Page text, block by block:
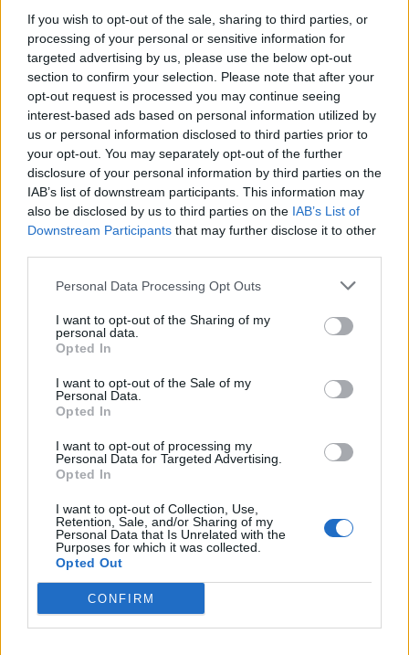
If you wish to opt-out of the sale, sharing to third parties, or
processing of your personal or sensitive information for
targeted advertising by us, please use the below opt-out
section to confirm your selection. Please note that after your
opt-out request is processed you may continue seeing
interest-based ads based on personal information utilized by
us or personal information disclosed to third parties prior to
your opt-out. You may separately opt-out of the further
disclosure of your personal information by third parties on the
IAB’s list of downstream participants. This information may
also be disclosed by us to third parties on the IAB’s List of
Downstream Participants that may further disclose it to other
Personal Data Processing Opt Outs
I want to opt-out of the Sharing of my
personal data.
Opted In
I want to opt-out of the Sale of my
Personal Data.
Opted In
I want to opt-out of processing my
Personal Data for Targeted Advertising.
Opted In
I want to opt-out of Collection, Use,
Retention, Sale, and/or Sharing of my
Personal Data that Is Unrelated with the
Purposes for which it was collected.
Opted Out
CONFIRM
Sklepy cynamonowe – Bruno
Schulz
„Sklepy cynamonowe” to powieść utrzymana
w poetyce snu.Oniryzm buduje tutaj
magiczną atmosferę, wzmaga nastrój
niesamowitości i sprawia, że wszystkie
dziejące się w powieści wydarzenia sprawiają
wrażenie niezwykłych majaków. Opisywane
miasteczko Drohobycz zdaje się być
wyciągnięte prosto z sennych marzeń.
Samym światem przedstawionym nie zdaje
się kierować żadna logika, wszystko jest
możliwe, tak jak w trakcie snu, gdzie
rzeczywistość zmienia się w najróżniejsze
sposoby. Opisy przypominają wyjątkowe,
baśniowe opowieści, a podróż przez miasto
po zapomniany portfel staje się nagle
niezwykłą przygodą. Równie niezwykłym,
onirycznym majakiem jest przeistoczenie się